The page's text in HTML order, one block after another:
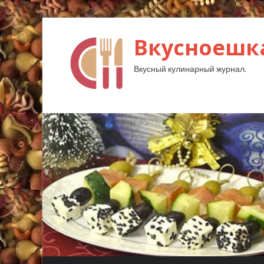
Вкусный кулинарный журнал.